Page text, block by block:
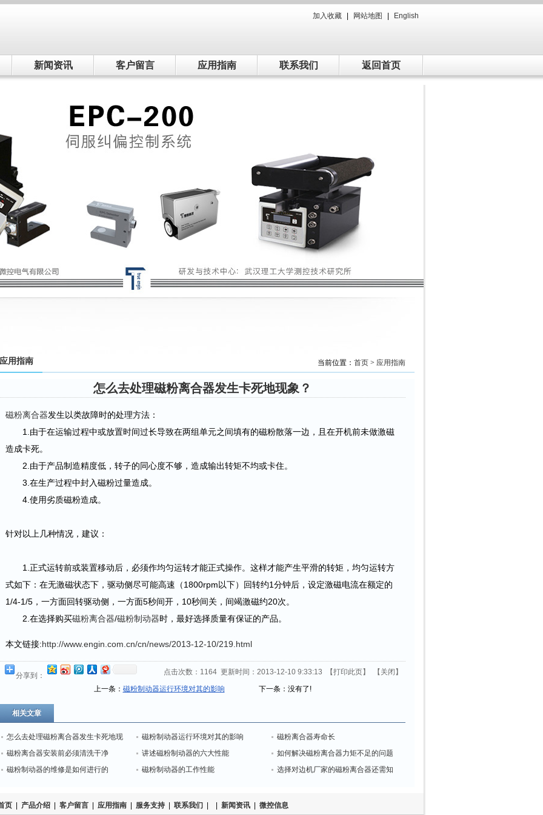
加入收藏 网站地图 English
新闻资讯 客户留言 应用指南 联系我们 返回首页
当前位置： 首页 > 应用指南
应用指南
怎么去处理磁粉离合器发生卡死地现象？
磁粉离合器发生以类故障时的处理方法：
1.由于在运输过程中或放置时间过长导致在两组单元之间填有的磁粉散落一边，且在开机前未做激磁
造成卡死。
2.由于产品制造精度低，转子的同心度不够，造成输出转矩不均或卡住。
3.在生产过程中封入磁粉过量造成。
4.使用劣质磁粉造成。
针对以上几种情况，建议：
1.正式运转前或装置移动后，必须作均匀运转才能正式操作。这样才能产生平滑的转矩，均匀运转方
式如下：在无激磁状态下，驱动侧尽可能高速（1800rpm以下）回转约1分钟后，设定激磁电流在额定的
1/4-1/5，一方面回转驱动侧，一方面5秒间开，10秒间关，间竭激磁约20次。
2.在选择购买磁粉离合器/磁粉制动器时，最好选择质量有保证的产品。
本文链接:http://www.engin.com.cn/cn/news/2013-12-10/219.html
分享到： 点击次数： 1164 更新时间：2013-12-10 9:33:13 【打印此页】 【 关闭 】
上一条： 磁粉制动器运行环境对其的影响 下一条：没有了!
相关文章
怎么去处理磁粉离合器发生卡死地现
象？
磁粉制动器运行环境对其的影响
磁粉离合器寿命长
磁粉离合器安装前必须清洗干净
讲述磁粉制动器的六大性能
如何解决磁粉离合器力矩不足的问题
磁粉制动器的维修是如何进行的
磁粉制动器的工作性能
选择对边机厂家的磁粉离合器还需知
页 产品介绍 客户留言 应用指南 服务支持 联系我们 新闻资讯 微控信息